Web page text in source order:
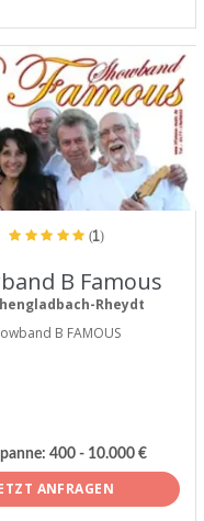
(1)
B Famous
Rheydt
B FAMOUS
400 - 10.000 €
ANFRAGEN